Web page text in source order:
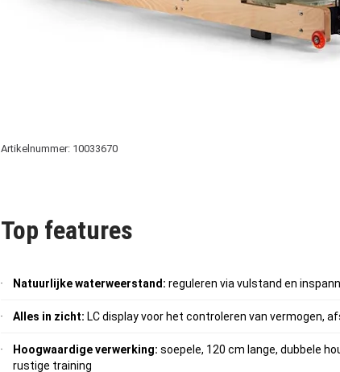
Artikelnummer: 10033670
Top features
Natuurlijke waterweerstand: reguleren via vulstand en
Alles in zicht: LC display voor het controleren van vermogen,
Hoogwaardige verwerking: soepele, 120 cm lange, dubbele
rustige training